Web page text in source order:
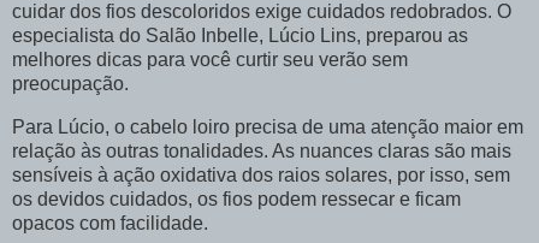
cuidar dos fios descoloridos exige cuidados redobrados. O
especialista do Salão Inbelle, Lúcio Lins, preparou as
melhores dicas para você curtir seu verão sem
preocupação.
Para Lúcio, o cabelo loiro precisa de uma atenção maior em
relação às outras tonalidades. As nuances claras são mais
sensíveis à ação oxidativa dos raios solares, por isso, sem
os devidos cuidados, os fios podem ressecar e ficam
opacos com facilidade.